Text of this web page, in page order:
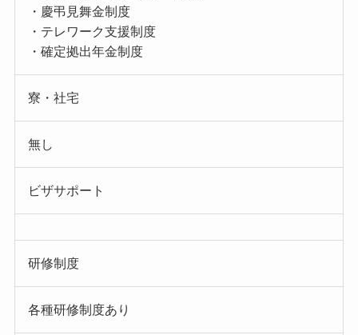
・慶弔見舞金制度
・テレワーク支援制度
・確定拠出年金制度
寮・社宅
無し
ビザサポート
研修制度
各種研修制度あり